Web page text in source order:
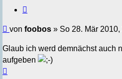
Beitrag
von foobos » So 28. Mär 2010,
Glaub ich werd demnächst auch
aufgeben